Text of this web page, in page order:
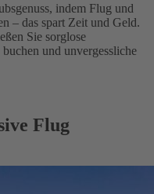
indem Flug und
– das spart Zeit und Geld.
Sie sorglose
und unvergessliche
Flug